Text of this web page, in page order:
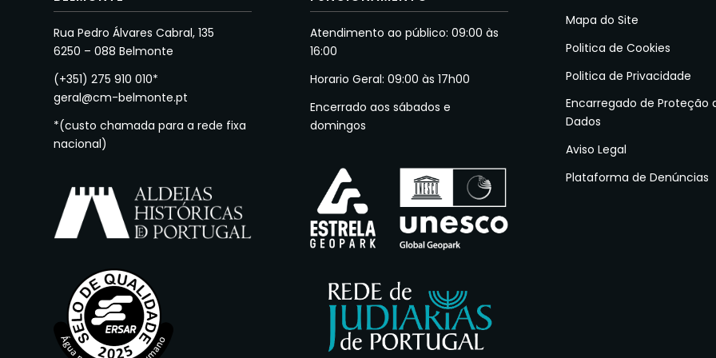
Rua Pedro Álvares Cabral, 135
6250 – 088 Belmonte
(+351) 275 910 010*
geral@cm-belmonte.pt
*(custo chamada para a rede fixa
nacional)
Atendimento ao público: 09:00 às
16:00
Horario Geral: 09:00 às 17h00
Encerrado aos sábados e
domingos
Mapa do Site
Politica de Cookies
Politica de Privacidade
Encarregado de Proteção
Dados
Aviso Legal
Plataforma de Denúncias